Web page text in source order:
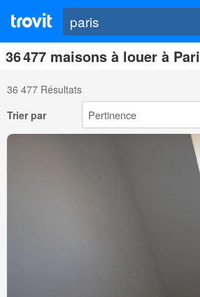
36 477 maisons à louer à
36 477 Résultats
Trier par